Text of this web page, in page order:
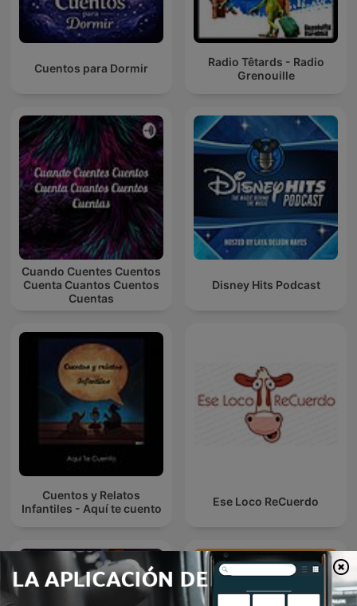
Cuentos para Dormir
Radio Têtards - Radio
Grenouille
Cuando Cuentes Cuentos
Cuenta Cuantos Cuentos
Cuentas
Disney Hits Podcast
Cuentos y Relatos
Infantiles - Aquí te cuento
Ese Loco ReCuerdo